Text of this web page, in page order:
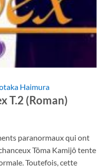
Haimura
T.2 (Roman)
paranormaux qui ont
Tôma Kamijô tente
Toutefois, cette